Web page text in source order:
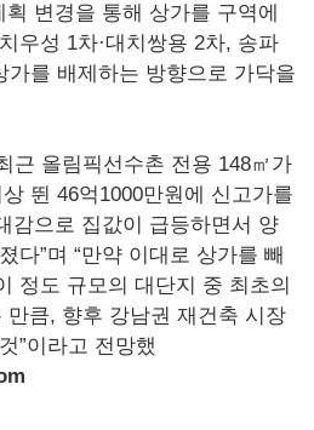
변경을 통해 상가를 구역에
우성 1차·대치쌍용 2차, 송파
가를 배제하는 방향으로 가닥을
근 올림픽선수촌 전용 148㎡가
뛴 46억1000만원에 신고가를
감으로 집값이 급등하면서 양
다”며 “만약 이대로 상가를 빼
정도 규모의 대단지 중 최초의
만큼, 향후 강남권 재건축 시장
”이라고 전망했